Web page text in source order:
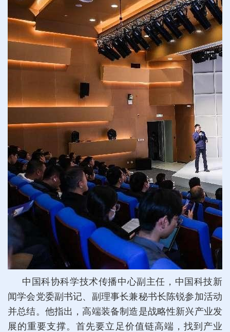
中国科协科学技术传播中心副主任，中国科技新
闻学会党委副书记、副理事长兼秘书长陈锐参加活动
并总结。他指出，高端装备制造是战略性新兴产业发
展的重要支撑。首先要立足价值链高端，找到产业